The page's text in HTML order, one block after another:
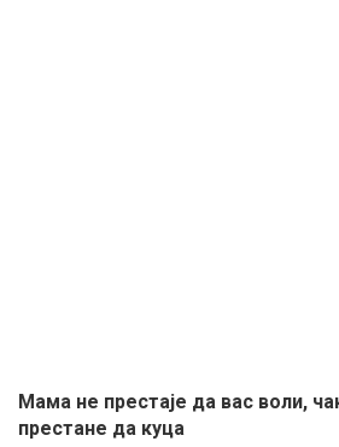
Мама не престаје да вас воли,
престане да куца